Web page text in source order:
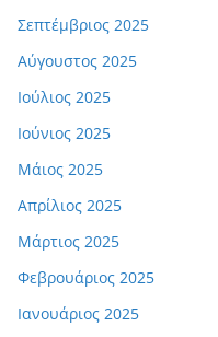
Σεπτέμβριος 2025
Αύγουστος 2025
Ιούλιος 2025
Ιούνιος 2025
Μάιος 2025
Απρίλιος 2025
Μάρτιος 2025
Φεβρουάριος 2025
Ιανουάριος 2025